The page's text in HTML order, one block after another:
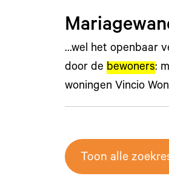
…wel het openbaar
door de bewoners:
woningen Vincio
Toon alle